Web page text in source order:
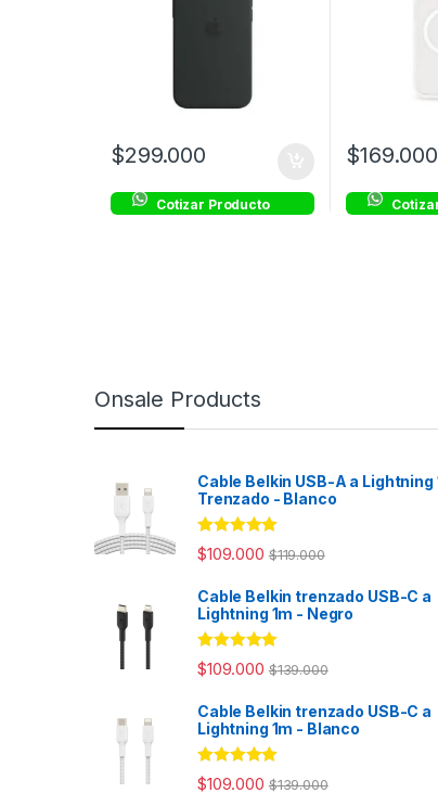
$299.000
Cotizar Producto
$169.000
Onsale Products
Cable Belkin USB-A a Lightning
Trenzado - Blanco
Rated 4.98
out of 5
$109.000 $119.000
Cable Belkin trenzado USB-C a
Lightning 1m - Negro
Rated 4.94
out of 5
$109.000 $139.000
Cable Belkin trenzado USB-C a
Lightning 1m - Blanco
Rated 4.98
$109.000 $139.000